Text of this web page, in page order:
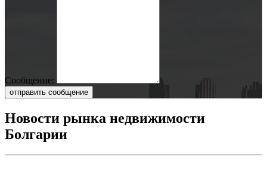
Сообщение:
отправить сообщение
Новости рынка недвижимости
Болгарии